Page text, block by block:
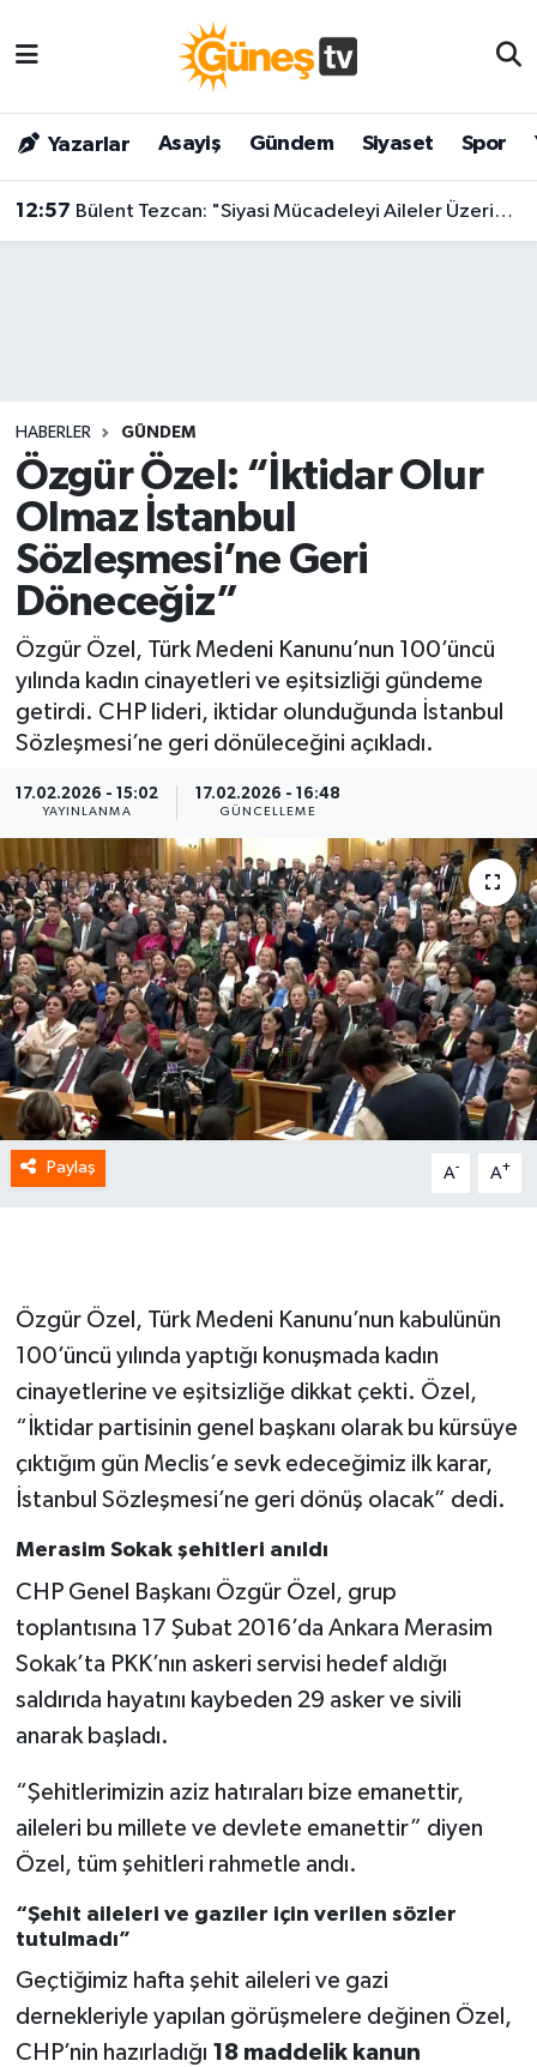
Yazarlar Asayiş Gündem Siyaset Spor
12:57 Bülent Tezcan: "Siyasi Mücadeleyi Aileler Üzerinden Yürütmek Acizliğin Zirvesi"
HABERLER GÜNDEM
Özgür Özel: “İktidar Olur
Olmaz İstanbul
Sözleşmesi’ne Geri
Döneceğiz”
Özgür Özel, Türk Medeni Kanunu’nun 100’üncü
yılında kadın cinayetleri ve eşitsizliği gündeme
getirdi. CHP lideri, iktidar olunduğunda İstanbul
Sözleşmesi’ne geri dönüleceğini açıkladı.
17.02.2026 - 15:02
YAYINLANMA
17.02.2026 - 16:48
GÜNCELLEME
Paylaş A- A+
Özgür Özel, Türk Medeni Kanunu’nun kabulünün
100’üncü yılında yaptığı konuşmada kadın
cinayetlerine ve eşitsizliğe dikkat çekti. Özel,
“İktidar partisinin genel başkanı olarak bu kürsüye
çıktığım gün Meclis’e sevk edeceğimiz ilk karar,
İstanbul Sözleşmesi’ne geri dönüş olacak” dedi.
Merasim Sokak şehitleri anıldı
CHP Genel Başkanı Özgür Özel, grup
toplantısına 17 Şubat 2016’da Ankara Merasim
Sokak’ta PKK’nın askeri servisi hedef aldığı
saldırıda hayatını kaybeden 29 asker ve sivili
anarak başladı.
“Şehitlerimizin aziz hatıraları bize emanettir,
aileleri bu millete ve devlete emanettir” diyen
Özel, tüm şehitleri rahmetle andı.
“Şehit aileleri ve gaziler için verilen sözler
tutulmadı”
Geçtiğimiz hafta şehit aileleri ve gazi
dernekleriyle yapılan görüşmelere değinen Özel,
CHP’nin hazırladığı 18 maddelik kanun
Bilim & Teknoloji
Dünya
Magazin
Siyaset
Spor
Yaşam
Malatya Nöbetçi Eczaneler
Malatya Hava Durumu
Malatya Namaz Vakitleri
Son Dakika Haberleri
Haber Arşivi